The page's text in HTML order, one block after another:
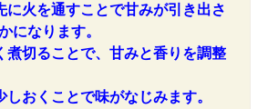
に火を通すことで甘みが引き出さ
になります。
煮切ることで、甘みと香りを調整
しおくことで味がなじみます。